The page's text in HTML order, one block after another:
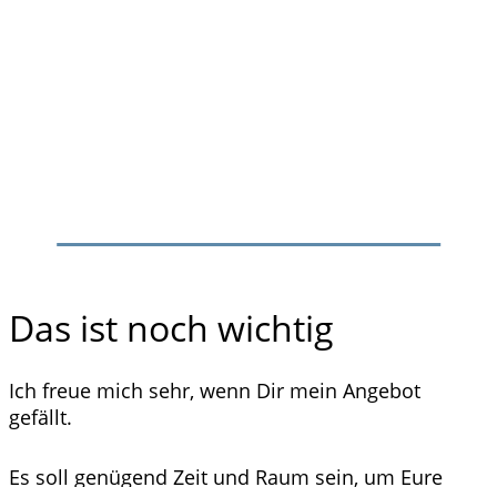
Das ist noch wichtig
Ich freue mich sehr, wenn Dir mein Angebot
gefällt.
Es soll genügend Zeit und Raum sein, um Eure